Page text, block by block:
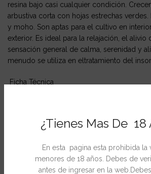
¿Tienes Mas De 18
En esta pagina esta prohibida la
menores de 18 años. Debes de
antes de ingresar en la
resina bajo casi cualquier condición.
arbustiva corta con hojas estrechas verdes.
y moho. Son aptas para el cultivo en
exterior. Es ideal para la relajación, el alivio
sensación general de calma, serenidad y
menudo se utiliza en eltratamiento del
Ficha Técnica
Mod. Cultivo: Interior / Exterior
Floración exterior: 8-11 semanas
Floración interior: 6-11 semanas.
Cosecha: Finales septiembre-octubre